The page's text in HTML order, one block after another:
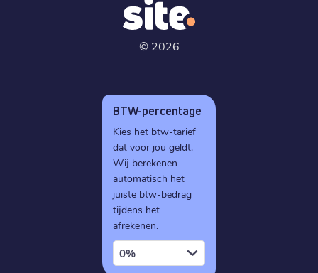
© 2026
BTW-percentage
Kies het btw-tarief
dat voor jou geldt.
Wij berekenen
automatisch het
juiste btw-bedrag
tijdens het
afrekenen.
0%